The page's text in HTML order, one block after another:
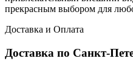
прекрасным выбором для
Доставка и Оплата
Доставка по Санкт-